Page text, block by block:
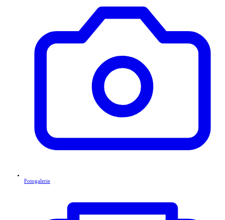
Fotogalerie